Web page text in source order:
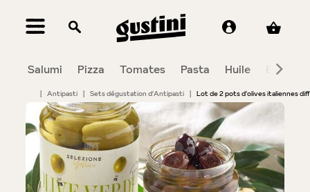
principal
Salumi Pizza Tomates Pasta Huile
| Antipasti | Sets dégustation d'Antipasti | Lot de 2 pots d'olives italiennes
Bildergalerie überspringen